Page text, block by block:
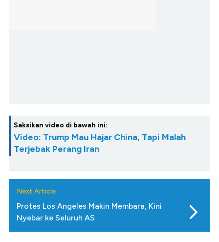
Saksikan video di bawah ini:
Video: Trump Mau Hajar China, Tapi Malah
Terjebak Perang Iran
Next Article
Protes Los Angeles Makin Membara, Kini
Nyebar ke Seluruh AS